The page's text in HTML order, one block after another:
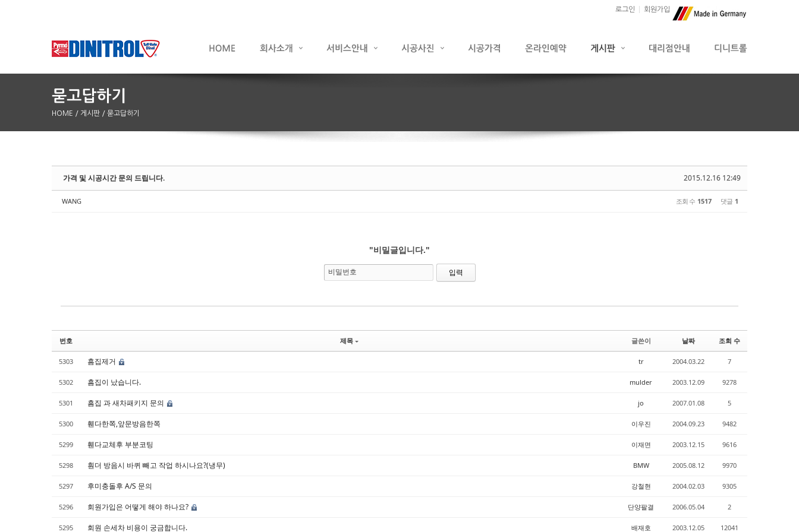
로그인 회원가입
HOME / 게시판 / 묻고답하기
2015.12.16 12:49
가격 및 시공시간 문의 드립니다.
WANG 조회 수 1517 댓글 1
"비밀글입니다."
비밀번호
번호 제목 글쓴이 날짜 조회 수
5303 흠집제거 tr 2004.03.22 7
5302 흠집이 났습니다. mulder 2003.12.09 9278
5301 흠집 과 새차패키지 문의 jo 2007.01.08 5
5300 휀다한쪽,앞문방음한쪽 이우진 2004.09.23 9482
5299 휀다교체후 부분코팅 이재면 2003.12.15 9616
5298 훤더 방음시 바퀴 빼고 작업 하시나요?(냉무) BMW 2005.08.12 9970
5297 후미충돌후 A/S 문의 강철현 2004.02.03 9305
5296 회원가입은 어떻게 해야 하나요? 단양팔결 2006.05.04 2
5295 회원 손세차 비용이 궁금합니다. 배재호 2003.12.05 12041
Sketchbook5, 스케치북5
Sketchbook5, 스케치북5